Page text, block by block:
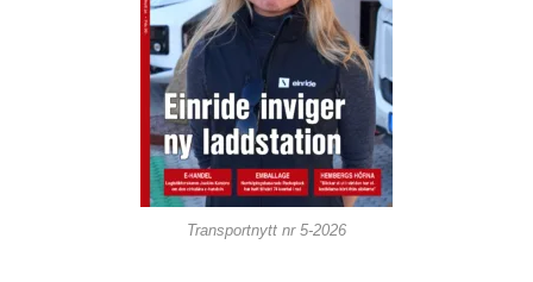
Transportnytt nr 5-2026